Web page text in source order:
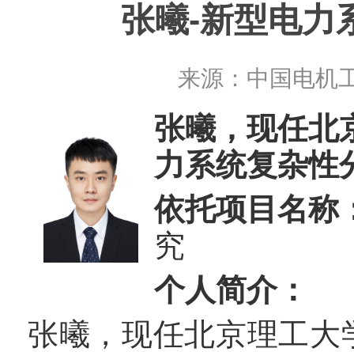
张曦-新型电力
来源： 中国电机
张曦，现任北
力系统复杂性
依托项目名称
究
个人简介：
张曦，现任北京理工